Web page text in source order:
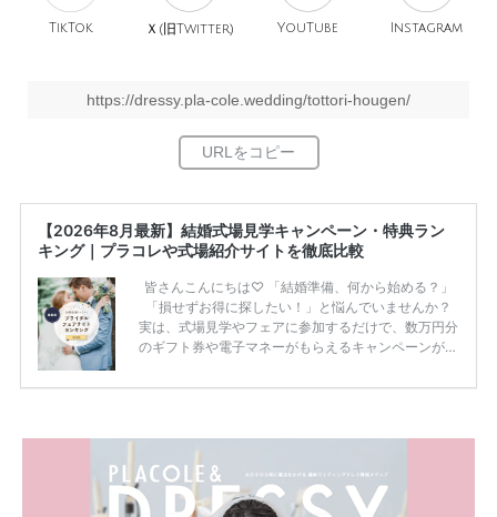
TikTok Ｘ(旧Twitter) YouTube Instagram
https://dressy.pla-cole.wedding/tottori-hougen/
【2026年8月最新】結婚式場見学キャンペーン・特典ラン
キング｜プラコレや式場紹介サイトを徹底比較
皆さんこんにちは♡ 「結婚準備、何から始める？」
「損せずお得に探したい！」と悩んでいませんか？
実は、式場見学やフェアに参加するだけで、数万円分
のギフト券や電子マネーがもらえるキャンペーンがあ
ため、比較せずに選ぶと損をしてしまうことも……。
内容：特典金額・条件・応募方法・注意点 「どこが
一番お得？」「プラコレの特典は？」といった疑問も
解決します。 まずは診断で候補を絞れる「ウェディ